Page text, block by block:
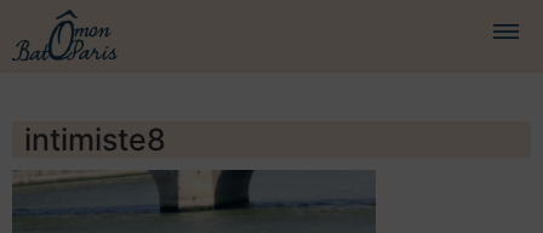
CROISIÈRES
intimiste8